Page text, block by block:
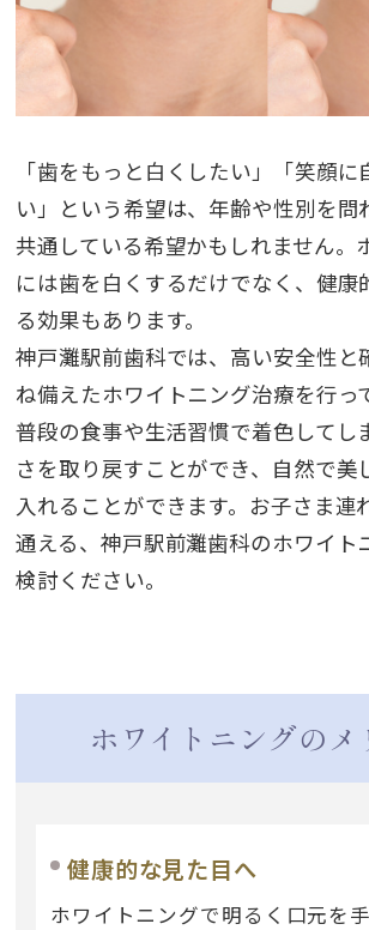
「歯をもっと白くしたい」「笑顔に
い」という希望は、年齢や性別を問
共通している希望かもしれません。
には歯を白くするだけでなく、健康
る効果もあります。
神戸灘駅前歯科では、高い安全性と
ね備えたホワイトニング治療を行っ
普段の食事や生活習慣で着色してし
さを取り戻すことができ、自然で美
入れることができます。お子さま連
通える、神戸駅前灘歯科のホワイト
検討ください。
ホワイトニングのメ
健康的な見た目へ
ホワイトニングで明るく口元を